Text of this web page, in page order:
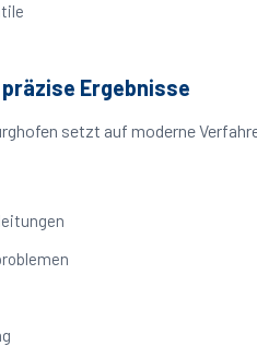
Ergebnisse
setzt auf moderne